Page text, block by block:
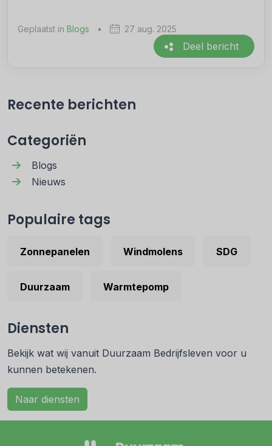
Geplaatst in Blogs • 27 aug. 2025
Deel bericht
Recente berichten
Categoriën
Blogs
Nieuws
Populaire tags
Zonnepanelen Windmolens SDG
Duurzaam Warmtepomp
Diensten
Bekijk wat wij vanuit Duurzaam Bedrijfsleven voor u
kunnen betekenen.
Naar diensten